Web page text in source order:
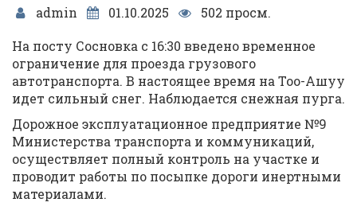
admin 01.10.2025
502 просм.
На посту Сосновка с 16:30 введено временное
ограничение для проезда грузового
автотранспорта. В настоящее время на Тоо-Ашуу
идет сильный снег. Наблюдается снежная пурга.
Дорожное эксплуатационное предприятие №9
Министерства транспорта и коммуникаций,
осуществляет полный контроль на участке и
проводит работы по посыпке дороги инертными
материалами.